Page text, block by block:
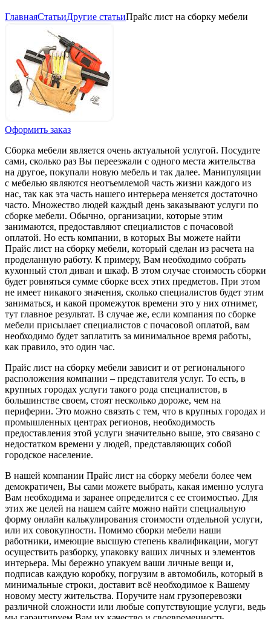
ГлавнаяCтатьиДругие статьиПрайс лист на сборку мебели
Оформить заказ
Сборка мебели является очень актуальной услугой. Посудите
сами, сколько раз Вы переезжали с одного места жительства
на другое, покупали новую мебель и так далее. Манипуляции
с мебелью являются неотъемлемой часть жизни каждого из
нас, так как эта часть нашего интерьера меняется достаточно
часто. Множество людей каждый день заказывают услуги по
сборке мебели. Обычно, организации, которые этим
занимаются, предоставляют специалистов с почасовой
оплатой. Но есть компании, в которых Вы можете найти
Прайс лист на сборку мебели, который сделан из расчета на
проделанную работу. К примеру, Вам необходимо собрать
кухонный стол диван и шкаф. В этом случае стоимость сборки
будет ровняться сумме сборке всех этих предметов. При этом
не имеет никакого значения, сколько специалистов будет этим
заниматься, и какой промежуток времени это у них отнимет,
тут главное результат. В случае же, если компания по сборке
мебели присылает специалистов с почасовой оплатой, вам
необходимо будет заплатить за минимальное время работы,
как правило, это один час.
Прайс лист на сборку мебели зависит и от регионального
расположения компании – представителя услуг. То есть, в
крупных городах услуги такого рода специалистов, в
большинстве своем, стоят несколько дороже, чем на
периферии. Это можно связать с тем, что в крупных городах и
промышленных центрах регионов, необходимость
предоставления этой услуги значительно выше, это связано с
недостатком времени у людей, представляющих собой
городское население.
В нашей компании Прайс лист на сборку мебели более чем
демократичен, Вы сами можете выбрать, какая именно услуга
Вам необходима и заранее определится с ее стоимостью. Для
этих же целей на нашем сайте можно найти специальную
форму онлайн калькулирования стоимости отдельной услуги,
или их совокупности. Помимо сборки мебели наши
работники, имеющие высшую степень квалификации, могут
осуществить разборку, упаковку ваших личных и элементов
интерьера. Мы бережно упакуем ваши личные вещи и,
подписав каждую коробку, погрузим в автомобиль, который в
минимальные строки, доставит всё необходимое к Вашему
новому месту жительства. Поручите нам грузоперевозки
различной сложности или любые сопутствующие услуги, ведь